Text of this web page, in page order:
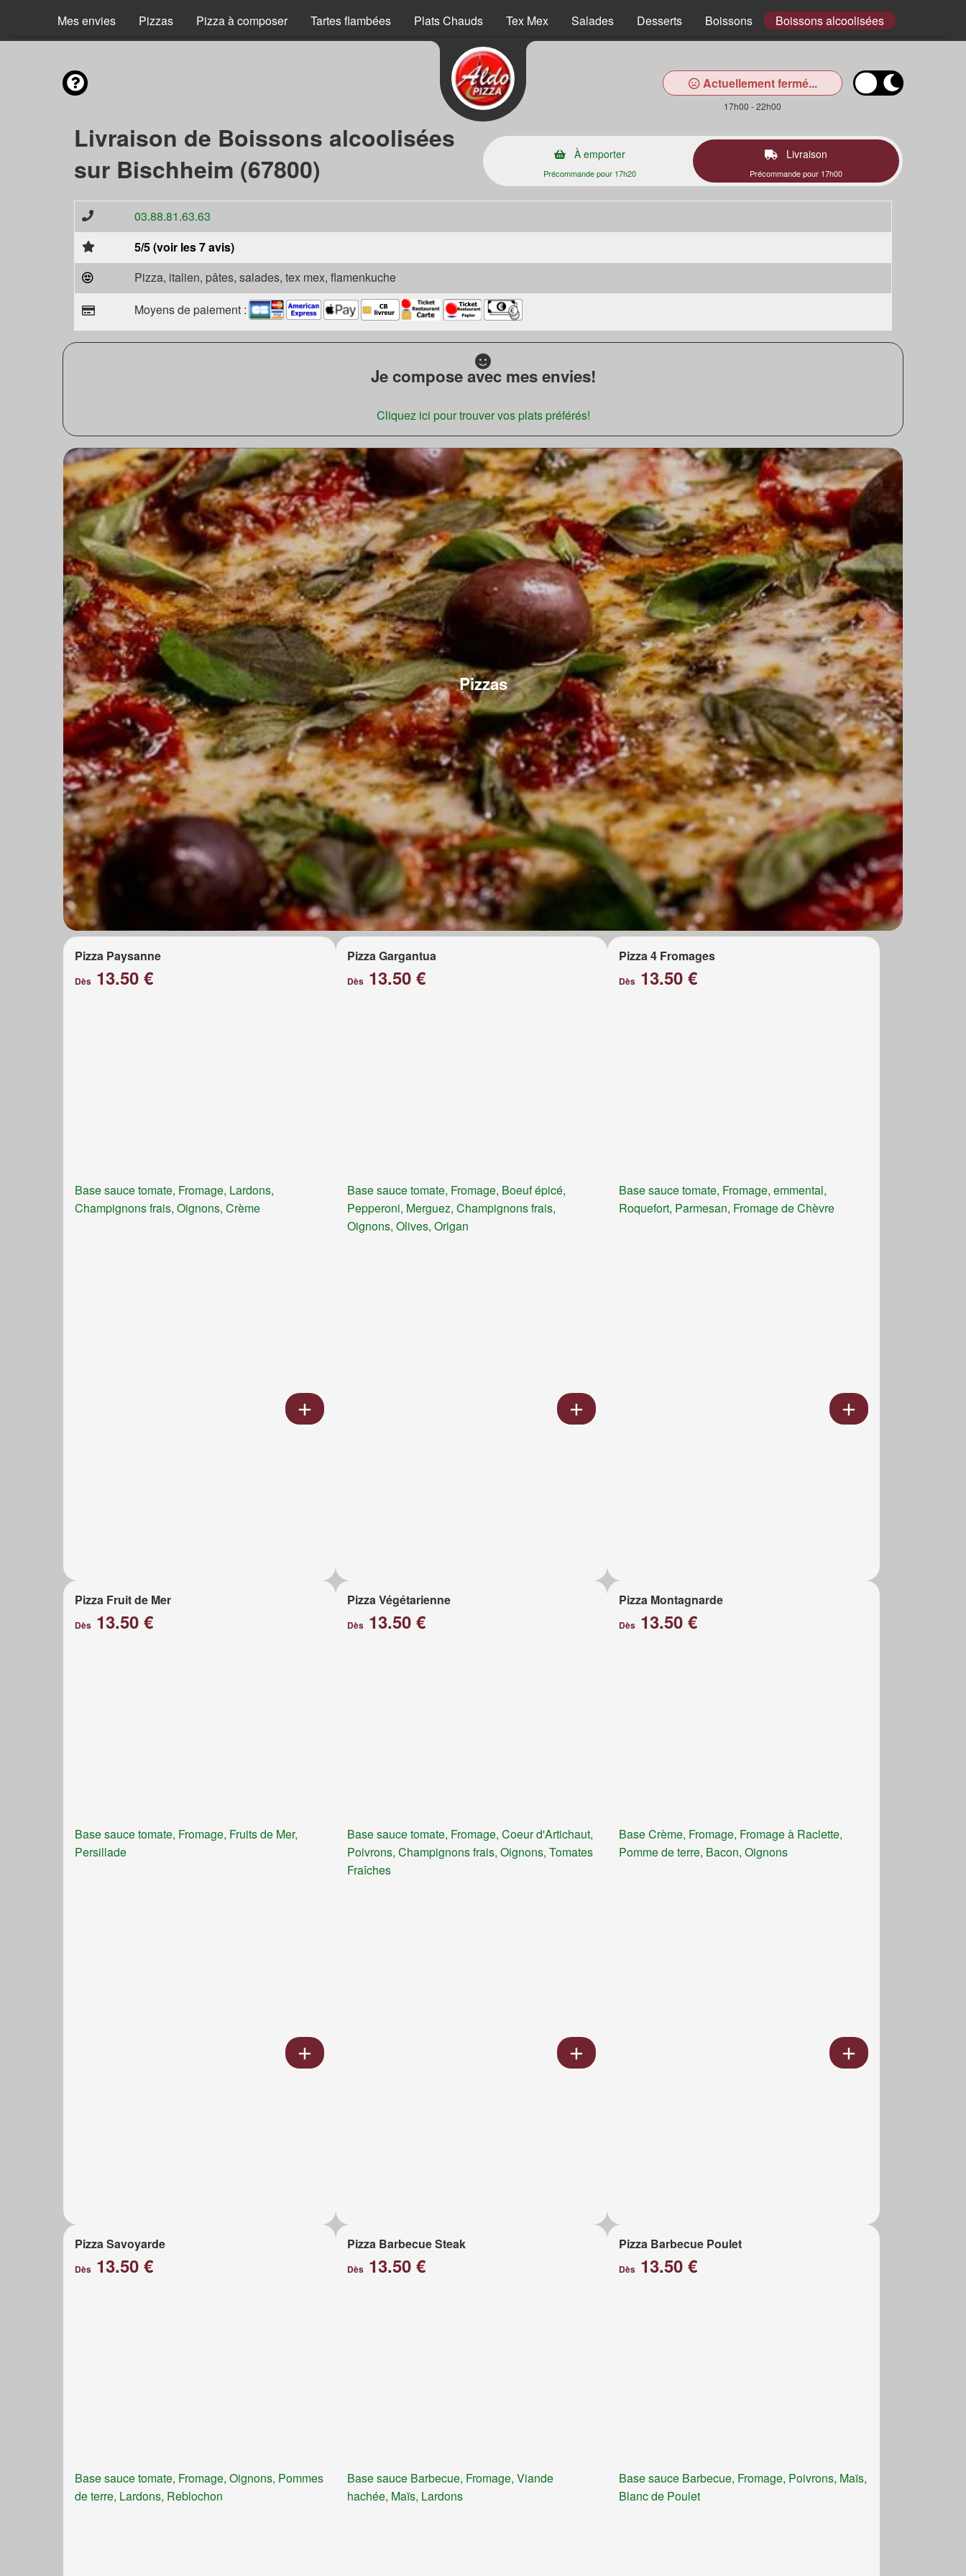
Mes envies Pizzas Pizza à composer Tartes flambées Plats Chauds Tex Mex Salades Desserts Boissons Boissons alcoolisées
Actuellement fermé...
17h00 - 22h00
Livraison de Boissons alcoolisées
sur Bischheim (67800)
À emporter
Précommande pour 17h20
Livraison
Précommande pour 17h00
03.88.81.63.63
5/5 (voir les 7 avis)
Pizza, italien, pâtes, salades, tex mex, flamenkuche
Moyens de paiement :
Je compose avec mes envies!
Cliquez ici pour trouver vos plats préférés!
Pizzas
Pizza Paysanne
Dès 13.50 €
Base sauce tomate, Fromage, Lardons,
Champignons frais, Oignons, Crème
Pizza Gargantua
Dès13.50 €
Base sauce tomate, Fromage, Boeuf épicé,
Pepperoni, Merguez, Champignons frais,
Oignons, Olives, Origan
Pizza 4 Fromages
Dès 13.50 €
Base sauce tomate, Fromage, emmental,
Roquefort, Parmesan, Fromage de Chèvre
Pizza Fruit de Mer
Dès 13.50 €
Base sauce tomate, Fromage, Fruits de Mer,
Persillade
Pizza Végétarienne
Dès13.50 €
Base sauce tomate, Fromage, Coeur d'Artichaut,
Poivrons, Champignons frais, Oignons, Tomates
Fraîches
Pizza Montagnarde
Dès 13.50 €
Base Crème, Fromage, Fromage à Raclette,
Pomme de terre, Bacon, Oignons
Pizza Savoyarde
Dès 13.50 €
Base sauce tomate, Fromage, Oignons, Pommes
de terre, Lardons, Reblochon
Pizza Barbecue Steak
Dès13.50 €
Base sauce Barbecue, Fromage, Viande
hachée, Maïs, Lardons
Pizza Barbecue Poulet
Dès 13.50 €
Base sauce Barbecue, Fromage, Poivrons, Maïs,
Blanc de Poulet